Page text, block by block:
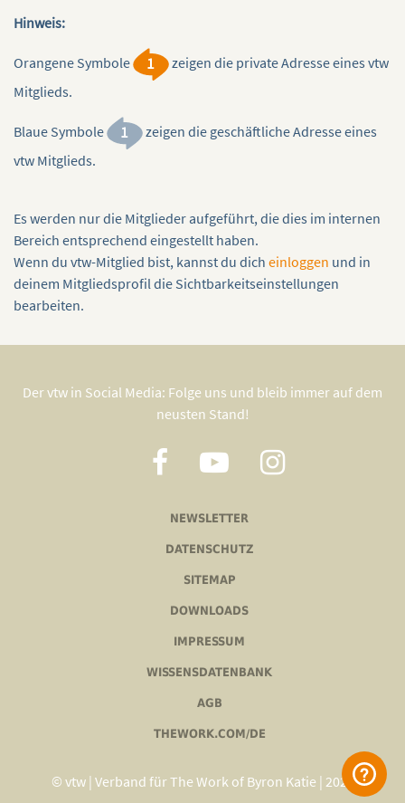
Hinweis:
Orangene Symbole
zeigen die private Adresse eines vtw
Mitglieds.
Blaue Symbole
zeigen die geschäftliche Adresse eines
vtw Mitglieds.
Es werden nur die Mitglieder aufgeführt, die dies im internen
Bereich entsprechend eingestellt haben.
Wenn du vtw-Mitglied bist, kannst du dich einloggen und in
deinem Mitgliedsprofil die Sichtbarkeitseinstellungen
bearbeiten.
Der vtw in Social Media: Folge uns und bleib immer auf dem
neusten Stand!
NEWSLETTER
DATENSCHUTZ
SITEMAP
DOWNLOADS
IMPRESSUM
WISSENSDATENBANK
AGB
THEWORK.COM/DE
© vtw | Verband für The Work of Byron Katie | 2020